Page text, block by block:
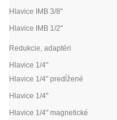
Hlavice IMB 3/8"
Hlavice IMB 1/2"
Redukcie, adaptéri
Hlavice 1/4"
Hlavice 1/4" predĺžené
Hlavice 1/4"
Hlavice 1/4" magnetické